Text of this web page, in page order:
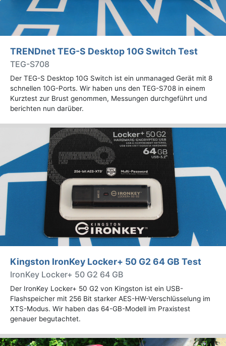
TRENDnet TEG-S Desktop 10G Switch Test
TEG-S708
Der TEG-S Desktop 10G Switch ist ein unmanaged Gerät mit 8
schnellen 10G-Ports. Wir haben uns den TEG-S708 in einem
Kurztest zur Brust genommen, Messungen durchgeführt und
berichten nun darüber.
Kingston IronKey Locker+ 50 G2 64 GB Test
IronKey Locker+ 50 G2 64 GB
Der IronKey Locker+ 50 G2 von Kingston ist ein USB-
Flashspeicher mit 256 Bit starker AES-HW-Verschlüsselung im
XTS-Modus. Wir haben das 64-GB-Modell im Praxistest
genauer begutachtet.